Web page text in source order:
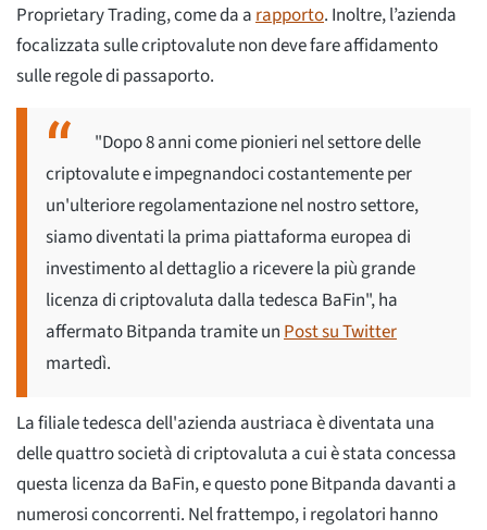
Proprietary Trading, come da arapporto. Inoltre, l’azienda
focalizzata sulle criptovalute non deve fare affidamento
sulle regole di passaporto.
"Dopo 8 anni come pionieri nel settore delle
criptovalute e impegnandoci costantemente per
un'ulteriore regolamentazione nel nostro settore,
siamo diventati la prima piattaforma europea di
investimento al dettaglio a ricevere la più grande
licenza di criptovaluta dalla tedesca BaFin", ha
affermato Bitpanda tramite unPost su Twitter
martedì.
La filiale tedesca dell'azienda austriaca è diventata una
delle quattro società di criptovaluta a cui è stata concessa
questa licenza da BaFin, e questo pone Bitpanda davanti a
numerosi concorrenti. Nel frattempo, i regolatori hanno